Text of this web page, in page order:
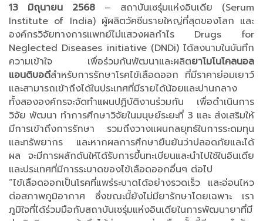
13 มิถุนายน 2568 – สถาบันเซรุ่มแห่งอินเดีย (Serum
Institute of India) ผู้ผลิตวัคซีนรายใหญ่ที่สุดของโลก และ
องค์กรวิจัยทางการแพทย์ไม่แสวงผลกำไร Drugs for
Neglected Diseases initiative (DNDi) ได้ลงนามในบันทึก
ความเข้าใจ เพื่อร่วมกันพัฒนาและผลิตยาโมโนโคลนอล
แอนติบอดีสำหรับการรักษาโรคไข้เลือดออก ที่มีราคาย่อมเยาว์
และสามารถเข้าถึงได้ในประเทศที่มีรายได้น้อยและปานกลาง
ทั้งสององค์กรจะจัดทำแผนปฏิบัติงานร่วมกัน เพื่อดำเนินการ
วิจัย พัฒนา ทำการศึกษาวิจัยในมนุษย์ระยะที่ 3 และ ส่งเสริมให้
มีการเข้าถึงการรักษา รวมถึงวางแผนกลยุทธ์ในการระดมทุน
และทรัพยากร และหากผลการศึกษายืนยันว่าปลอดภัยและได้
ผล จะมีการผลักดันให้ได้รับการขึ้นทะเบียนและนำไปใช้ในอินเดีย
และประเทศที่มีการระบาดของไข้เลือดออกอื่นๆ ต่อไป
“ไข้เลือดออกเป็นโรคที่แพร่ระบาดได้อย่างรวดเร็ว และอ่อนไหว
ต่อสภาพภูมิอากาศ ซึ่งขณะนี้ยังไม่มียารักษาโดยเฉพาะ เรา
ภูมิใจที่ได้ร่วมมือกับสถาบันเซรุ่มแห่งอินเดียในการพัฒนายาที่มี